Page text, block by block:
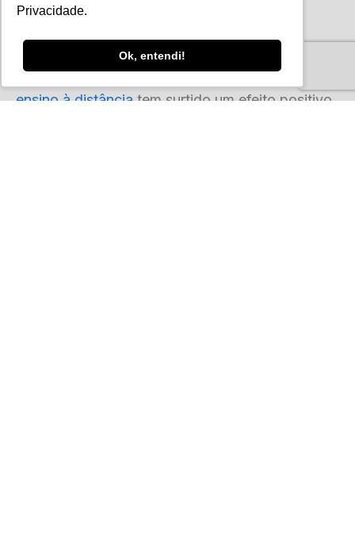
Privacidade.
Ok, entendi!
Você conquistou seu objetivo: manter o
estudante atento.
Usar a arte de narrar histórias nas práticas de
ensino à distânciatem surtido um efeito positivo